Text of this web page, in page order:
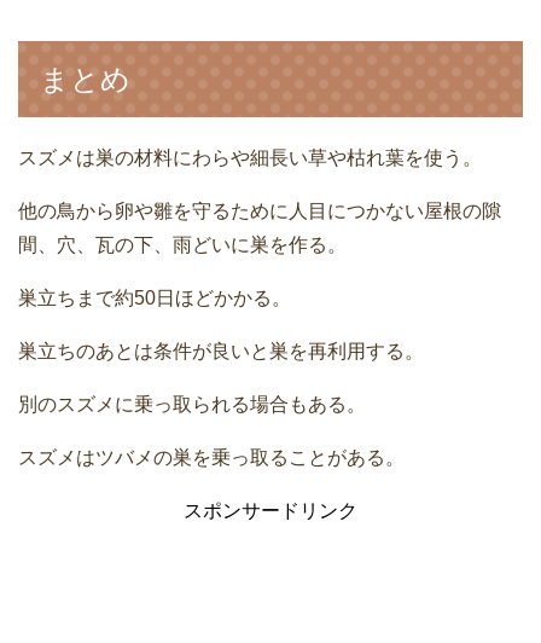
まとめ
スズメは巣の材料にわらや細長い草や枯れ葉を使う。
他の鳥から卵や雛を守るために人目につかない屋根の隙
間、穴、瓦の下、雨どいに巣を作る。
巣立ちまで約50日ほどかかる。
巣立ちのあとは条件が良いと巣を再利用する。
別のスズメに乗っ取られる場合もある。
スズメはツバメの巣を乗っ取ることがある。
スポンサードリンク